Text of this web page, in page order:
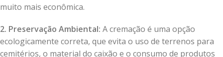
muito mais econômica.
2. Preservação Ambiental: A cremação é uma opção
ecologicamente correta, que evita o uso de terrenos para
cemitérios, o material do caixão e o consumo de produtos